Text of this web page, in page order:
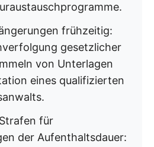
frühzeitig:
gesetzlicher
von Unterlagen
eines qualifizierten
für
der Aufenthaltsdauer: